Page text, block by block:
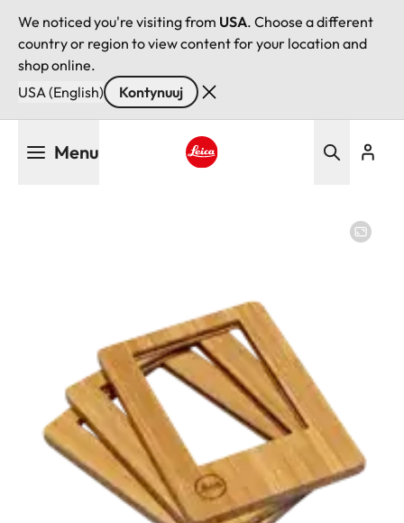
We noticed you're visiting from USA. Choose a different
country or region to view content for your location and
shop online.
USA (English)
Kontynuuj
Menu